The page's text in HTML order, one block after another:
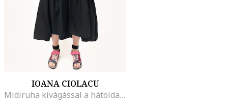
IOANA CIOLACU
Midiruha kivágással a hátoldalán, Fekete